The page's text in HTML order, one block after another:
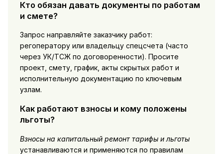
Кто обязан давать документы по работам
и смете?
Запрос направляйте заказчику работ:
регоператору или владельцу спецсчета (часто
через УК/ТСЖ по договоренности). Просите
проект, смету, график, акты скрытых работ и
исполнительную документацию по ключевым
узлам.
Как работают взносы и кому положены
льготы?
Взносы на капитальный ремонт тарифы и льготы
устанавливаются и применяются по правилам